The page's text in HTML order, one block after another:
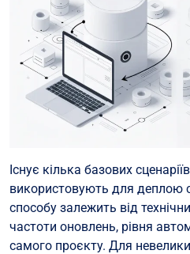
Існує кілька базових
використовують для деплою
способу залежить від
частоти оновлень, рівня
самого проєкту. Для